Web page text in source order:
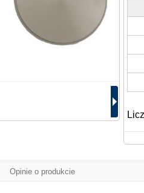
Opinie o produkcie